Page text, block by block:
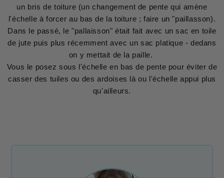
un bris de toiture (un changement de pente qui amène
l'échelle à forcer au bas de la toiture ; faire un "paillasson).
Dans le passé, le "pallaisson" était fait avec un sac en toile
de jute puis plus récemment avec un sac platique - dedans
on y mettait de la paille.
Vous le posez sous l'échelle en bas de pente pour éviter de
casser des tuiles ou des ardoises là ou l'échelle appui plus
qu'ailleurs.